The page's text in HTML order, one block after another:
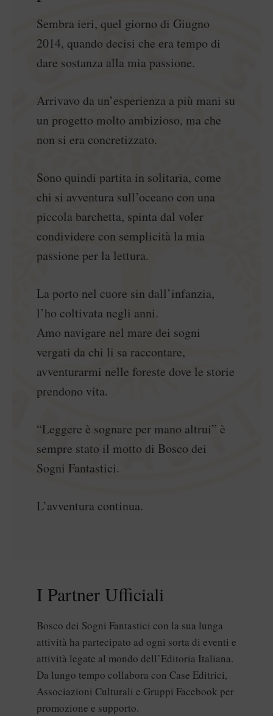
Sembra ieri, quel giorno di Giugno
2014, quando decisi che era tempo di
dare sostanza alla mia passione.
Arrivavo da un’esperienza a più mani su
un progetto molto ambizioso, ma che
non si era concretizzato.
Sono quindi partita in solitaria, come
chi si avventura sull’oceano con una
piccola barchetta, spinta dal voler
condividere con semplicità la mia
passione per la lettura.
La porto nel cuore sin dall’infanzia,
l’ho coltivata negli anni.
Amo navigare nel mare dei sogni
vergati da chi li sa raccontare,
avventurarmi nelle foreste dove le storie
prendono vita.
“Leggere è sognare per mano altrui” è
sempre stato il motto di Bosco dei
Sogni Fantastici.
L’avventura continua.
I Partner Ufficiali
Bosco dei Sogni Fantastici con la sua lunga
attività ha partecipato ad ogni sorta di eventi e
attività legate al mondo dell’Editoria Italiana.
Da lungo tempo collabora con Case Editrici,
Associazioni Culturali e Gruppi Facebook per
promozione e supporto.